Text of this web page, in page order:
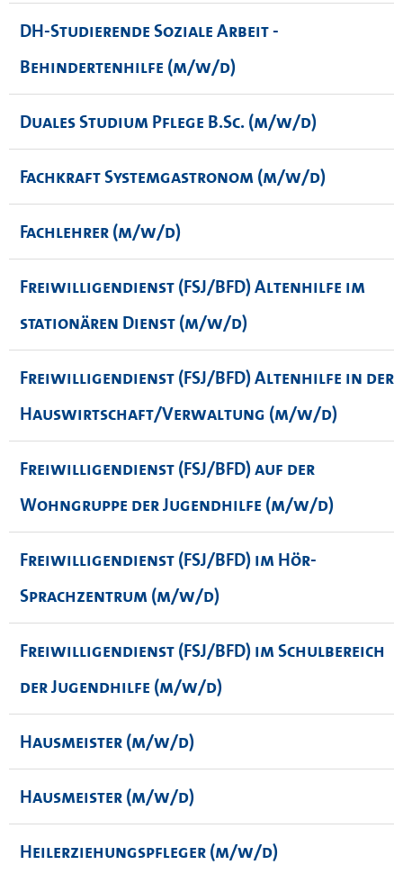
DH-Studierende Soziale Arbeit -
Behindertenhilfe (m/w/d)
Duales Studium Pflege B.Sc. (m/w/d)
Fachkraft Systemgastronom (m/w/d)
Fachlehrer (m/w/d)
Freiwilligendienst (FSJ/BFD) Altenhilfe im
stationären Dienst (m/w/d)
Freiwilligendienst (FSJ/BFD) Altenhilfe in der
Hauswirtschaft/Verwaltung (m/w/d)
Freiwilligendienst (FSJ/BFD) auf der
Wohngruppe der Jugendhilfe (m/w/d)
Freiwilligendienst (FSJ/BFD) im Hör-
Sprachzentrum (m/w/d)
Freiwilligendienst (FSJ/BFD) im Schulbereich
der Jugendhilfe (m/w/d)
Hausmeister (m/w/d)
Hausmeister (m/w/d)
Heilerziehungspfleger (m/w/d)